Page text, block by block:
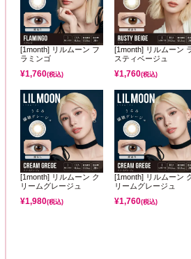
[1month] リルムーン フ
ラミンゴ
¥1,760(税込)
[1month] リルムーン
スティベージュ
¥1,760(税込)
[1month] リルムーン ク
リームグレージュ
¥1,980(税込)
[1month] リルムーン
リームグレージュ
¥1,760(税込)